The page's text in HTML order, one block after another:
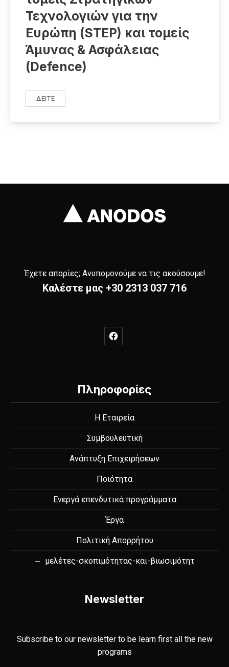
Τεχνολογιών για την
Ευρώπη (STEP) και τομείς
Άμυνας & Ασφάλειας
(Defence)
ΔΕΊΤΕ
ΕΝΊΣΧΥΣΗ ΕΠΙΧΕΙΡΉΣΕΩΝ ΣΕ ΤΟΜΕΊΣ ΣΤΡΑΤΗΓΙΚΏΝ
Έχετε απορίες; Ανυπομονούμε να τις ακούσουμε!
Καλέστε μας +30 2313 037 716
New Window
Πληροφορίες
Η Εταιρεία
Συμβουλευτική
Ανάπτυξη Επιχειρήσεων
Ποιότητα
Ενεργά επενδυτικά προγράμματα
Έργα
Πολιτική Απορρήτου
μελέτες-σκοπιμότητας-και-βιωσιμότητ
Newsletter
Subscribe to our newsletter to be learn first all the new
programs